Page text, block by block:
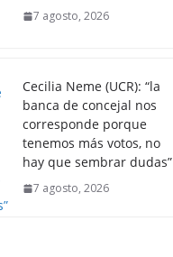
7 agosto, 2026
Cecilia Neme (UCR): “la
banca de concejal nos
corresponde porque
tenemos más votos, no
hay que sembrar dudas”
7 agosto, 2026